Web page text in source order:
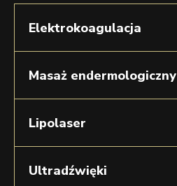
Elektrokoagulacja
Masaż endermologiczny
Lipolaser
Ultradźwięki